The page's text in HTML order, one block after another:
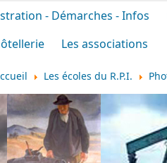
- Démarches - Infos
Les associations
Les écoles du R.P.I.